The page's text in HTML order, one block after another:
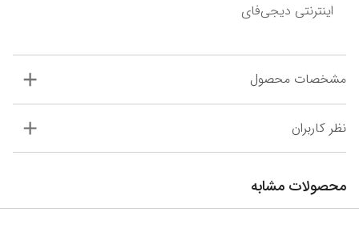
اینترنتی دیجی‌فای
مشخصات محصول
نظر کاربران
محصولات مشابه